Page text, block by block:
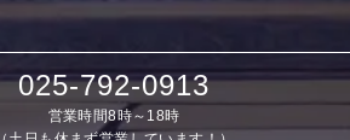
025-792-0913
営業時間8時～18時